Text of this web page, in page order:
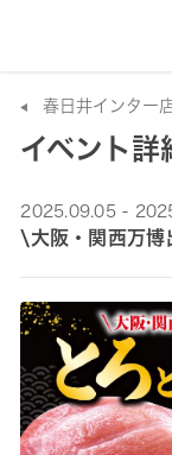
春日井インター
イベント詳
2025.09.05 -
\大阪・関西万博